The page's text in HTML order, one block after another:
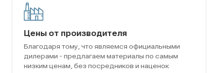
Цены от производителя
Благодаря тому, что являемся официальными
дилерами - предлагаем материалы по самым
низким ценам, без посредников и наценок